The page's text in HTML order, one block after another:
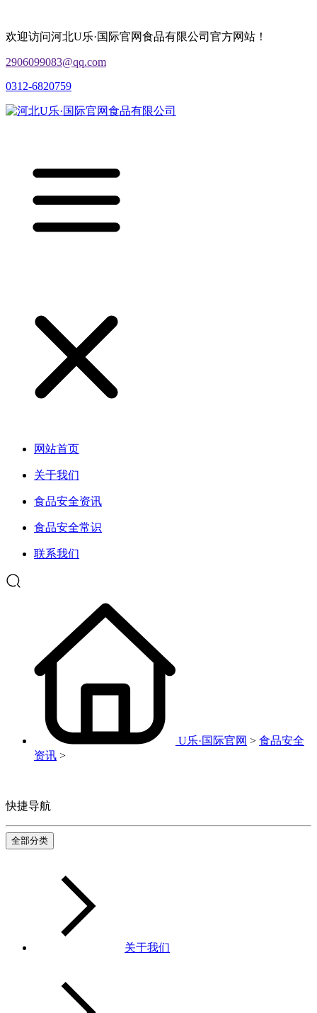
欢迎访问河北U乐·国际官网食品有限公司官方网站！
2906099083@qq.com
0312-6820759
网站首页
关于我们
食品安全资讯
食品安全常识
联系我们
U乐·国际官网 > 食品安全
资讯 >
快捷导航
全部分类
关于我们